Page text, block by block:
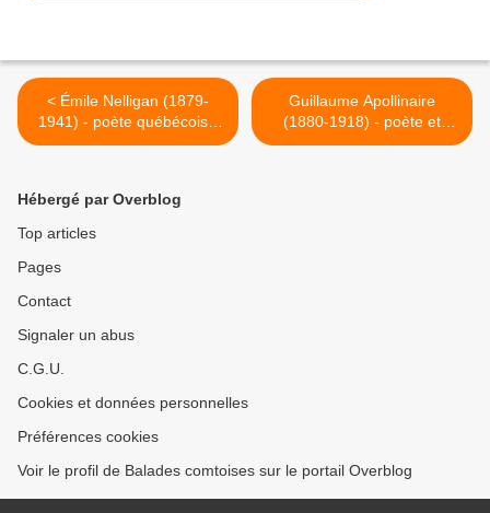
< Émile Nelligan (1879-
1941) - poète québécois -
Nuit d'été
Guillaume Apollinaire
(1880-1918) - poète et
écrivain français - Automne
Hébergé par Overblog
Top articles
Pages
Contact
Signaler un abus
C.G.U.
Cookies et données personnelles
Préférences cookies
Voir le profil de Balades comtoises sur le portail Overblog